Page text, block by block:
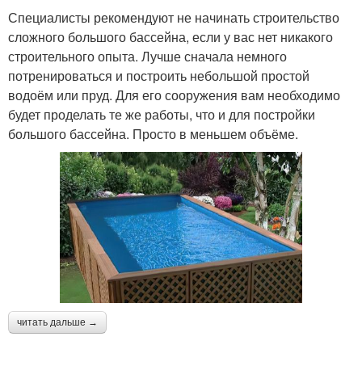
Специалисты рекомендуют не начинать строительство
сложного большого бассейна, если у вас нет никакого
строительного опыта. Лучше сначала немного
потренироваться и построить небольшой простой
водоём или пруд. Для его сооружения вам необходимо
будет проделать те же работы, что и для постройки
большого бассейна. Просто в меньшем объёме.
читать дальше →